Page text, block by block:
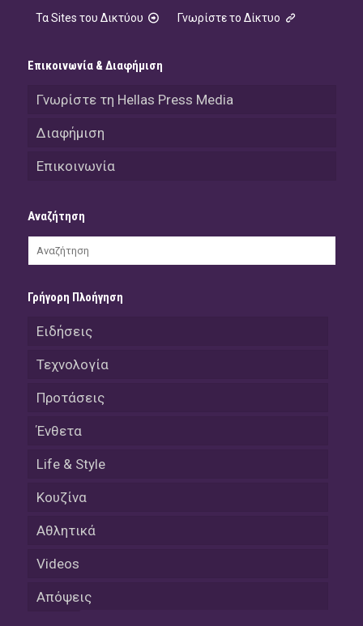
Τα Sites του Δικτύου Γνωρίστε το Δίκτυο
Επικοινωνία & Διαφήμιση
Γνωρίστε τη Hellas Press Media
Διαφήμιση
Επικοινωνία
Αναζήτηση
Γρήγορη Πλοήγηση
Ειδήσεις
Τεχνολογία
Προτάσεις
Ένθετα
Life & Style
Κουζίνα
Αθλητικά
Videos
Απόψεις